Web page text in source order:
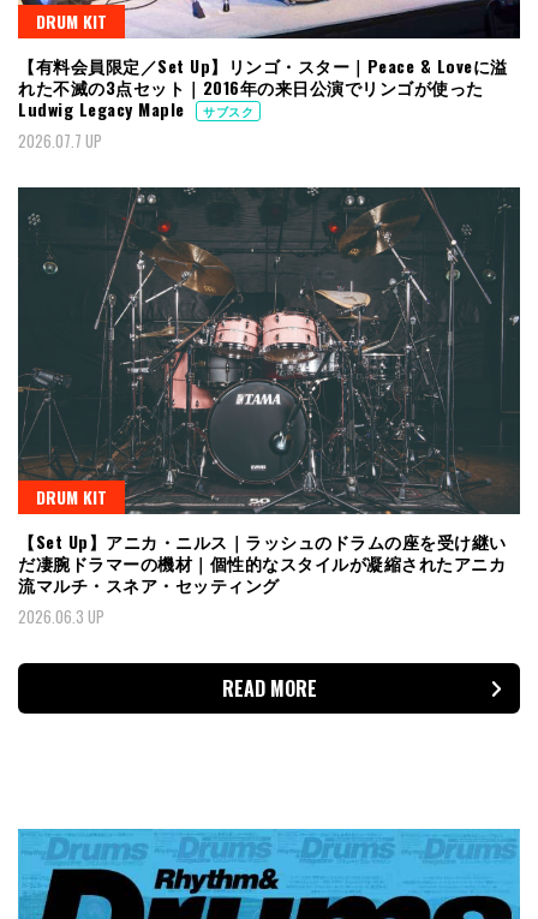
DRUM KIT
【有料会員限定／Set Up】リンゴ・スター｜Peace & Loveに溢
れた不滅の3点セット｜2016年の来日公演でリンゴが使った
Ludwig Legacy Maple
サブスク
2026.07.7 UP
DRUM KIT
【Set Up】アニカ・ニルス｜ラッシュのドラムの座を受け継い
だ凄腕ドラマーの機材｜個性的なスタイルが凝縮されたアニカ
流マルチ・スネア・セッティング
2026.06.3 UP
READ MORE